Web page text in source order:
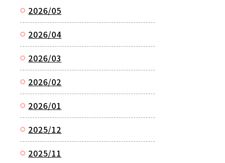
2026/05
2026/04
2026/03
2026/02
2026/01
2025/12
2025/11